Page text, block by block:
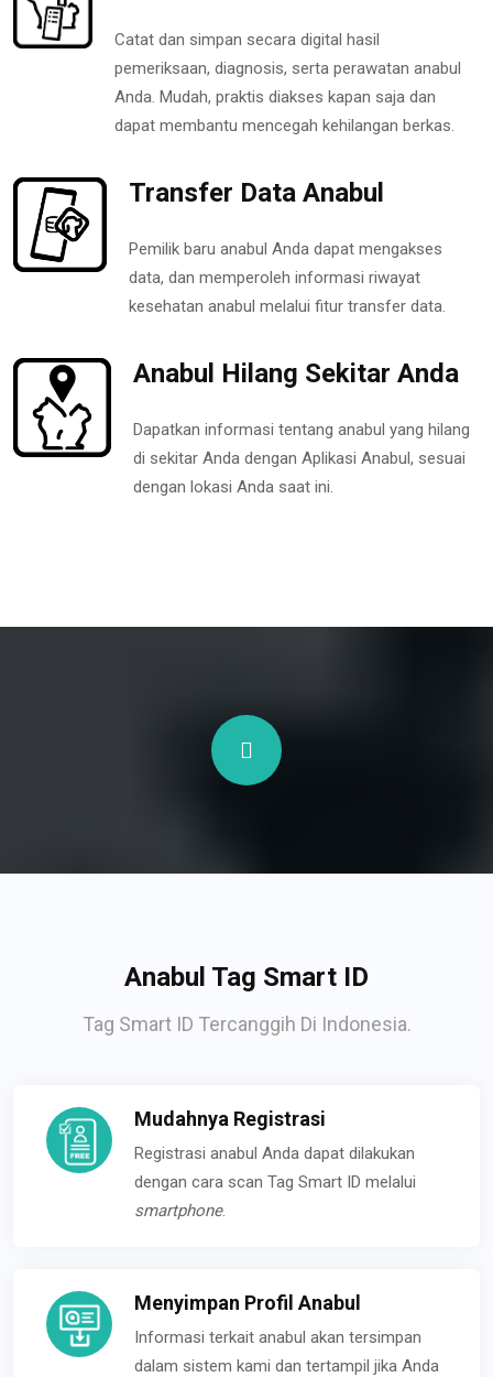
Catat dan simpan secara digital hasil
pemeriksaan, diagnosis, serta perawatan anabul
Anda. Mudah, praktis diakses kapan saja dan
dapat membantu mencegah kehilangan berkas.
Transfer Data Anabul
Pemilik baru anabul Anda dapat mengakses
data, dan memperoleh informasi riwayat
kesehatan anabul melalui fitur transfer data.
Anabul Hilang Sekitar Anda
Dapatkan informasi tentang anabul yang hilang
di sekitar Anda dengan Aplikasi Anabul, sesuai
dengan lokasi Anda saat ini.
Anabul Tag Smart ID
Tag Smart ID Tercanggih Di Indonesia.
Mudahnya Registrasi
Registrasi anabul Anda dapat dilakukan
dengan cara scan Tag Smart ID melalui
smartphone.
Menyimpan Profil Anabul
Informasi terkait anabul akan tersimpan
dalam sistem kami dan tertampil jika Anda